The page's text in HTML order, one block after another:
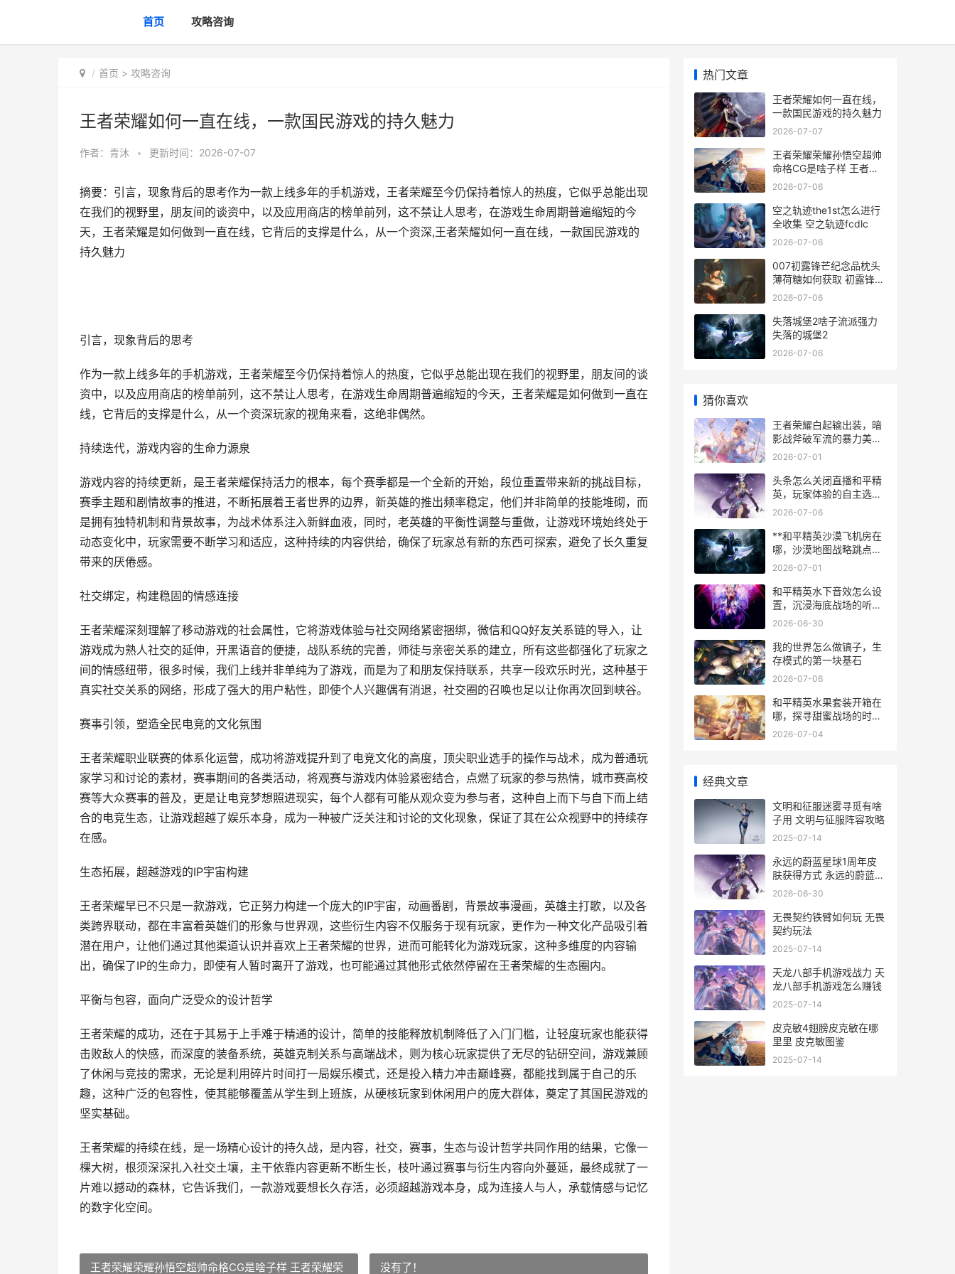
首页 攻略咨询
首页 > 攻略咨询
王者荣耀如何一直在线，一款国民游戏的持久魅力
作者： 青沐 • 更新时间：2026-07-07
摘要：引言，现象背后的思考作为一款上线多年的手机游戏，王者荣耀至今仍保持着惊人的热度，它似乎总能出现
在我们的视野里，朋友间的谈资中，以及应用商店的榜单前列，这不禁让人思考，在游戏生命周期普遍缩短的今
天，王者荣耀是如何做到一直在线，它背后的支撑是什么，从一个资深,王者荣耀如何一直在线，一款国民游戏的
持久魅力
引言，现象背后的思考
作为一款上线多年的手机游戏，王者荣耀至今仍保持着惊人的热度，它似乎总能出现在我们的视野里，朋友间的谈
资中，以及应用商店的榜单前列，这不禁让人思考，在游戏生命周期普遍缩短的今天，王者荣耀是如何做到一直在
线，它背后的支撑是什么，从一个资深玩家的视角来看，这绝非偶然。
持续迭代，游戏内容的生命力源泉
游戏内容的持续更新，是王者荣耀保持活力的根本，每个赛季都是一个全新的开始，段位重置带来新的挑战目标，
赛季主题和剧情故事的推进，不断拓展着王者世界的边界，新英雄的推出频率稳定，他们并非简单的技能堆砌，而
是拥有独特机制和背景故事，为战术体系注入新鲜血液，同时，老英雄的平衡性调整与重做，让游戏环境始终处于
动态变化中，玩家需要不断学习和适应，这种持续的内容供给，确保了玩家总有新的东西可探索，避免了长久重复
带来的厌倦感。
社交绑定，构建稳固的情感连接
王者荣耀深刻理解了移动游戏的社会属性，它将游戏体验与社交网络紧密捆绑，微信和QQ好友关系链的导入，让
游戏成为熟人社交的延伸，开黑语音的便捷，战队系统的完善，师徒与亲密关系的建立，所有这些都强化了玩家之
间的情感纽带，很多时候，我们上线并非单纯为了游戏，而是为了和朋友保持联系，共享一段欢乐时光，这种基于
真实社交关系的网络，形成了强大的用户粘性，即使个人兴趣偶有消退，社交圈的召唤也足以让你再次回到峡谷。
赛事引领，塑造全民电竞的文化氛围
王者荣耀职业联赛的体系化运营，成功将游戏提升到了电竞文化的高度，顶尖职业选手的操作与战术，成为普通玩
家学习和讨论的素材，赛事期间的各类活动，将观赛与游戏内体验紧密结合，点燃了玩家的参与热情，城市赛高校
赛等大众赛事的普及，更是让电竞梦想照进现实，每个人都有可能从观众变为参与者，这种自上而下与自下而上结
合的电竞生态，让游戏超越了娱乐本身，成为一种被广泛关注和讨论的文化现象，保证了其在公众视野中的持续存
在感。
生态拓展，超越游戏的IP宇宙构建
王者荣耀早已不只是一款游戏，它正努力构建一个庞大的IP宇宙，动画番剧，背景故事漫画，英雄主打歌，以及各
类跨界联动，都在丰富着英雄们的形象与世界观，这些衍生内容不仅服务于现有玩家，更作为一种文化产品吸引着
潜在用户，让他们通过其他渠道认识并喜欢上王者荣耀的世界，进而可能转化为游戏玩家，这种多维度的内容输
出，确保了IP的生命力，即使有人暂时离开了游戏，也可能通过其他形式依然停留在王者荣耀的生态圈内。
平衡与包容，面向广泛受众的设计哲学
王者荣耀的成功，还在于其易于上手难于精通的设计，简单的技能释放机制降低了入门门槛，让轻度玩家也能获得
击败敌人的快感，而深度的装备系统，英雄克制关系与高端战术，则为核心玩家提供了无尽的钻研空间，游戏兼顾
了休闲与竞技的需求，无论是利用碎片时间打一局娱乐模式，还是投入精力冲击巅峰赛，都能找到属于自己的乐
趣，这种广泛的包容性，使其能够覆盖从学生到上班族，从硬核玩家到休闲用户的庞大群体，奠定了其国民游戏的
坚实基础。
王者荣耀的持续在线，是一场精心设计的持久战，是内容，社交，赛事，生态与设计哲学共同作用的结果，它像一
棵大树，根须深深扎入社交土壤，主干依靠内容更新不断生长，枝叶通过赛事与衍生内容向外蔓延，最终成就了一
片难以撼动的森林，它告诉我们，一款游戏要想长久存活，必须超越游戏本身，成为连接人与人，承载情感与记忆
的数字化空间。
王者荣耀荣耀孙悟空超帅命格CG是啥子样 王者荣耀荣 没有了！
热门文章
王者荣耀如何一直在线，
一款国民游戏的持久魅力
2026-07-07
王者荣耀荣耀孙悟空超帅
命格CG是啥子样 王者荣
耀荣耀孙尚香怎么获得
2026-07-06
空之轨迹the1st怎么进行
全收集 空之轨迹fcdlc
2026-07-06
007初露锋芒纪念品枕头
薄荷糖如何获取 初露锋芒
啥意思
2026-07-06
失落城堡2啥子流派强力
失落的城堡2
2026-07-06
猜你喜欢
王者荣耀白起输出装，暗
影战斧破军流的暴力美
学，一个坦克的逆袭之路
2026-07-01
头条怎么关闭直播和平精
英，玩家体验的自主选择
权
2026-07-06
**和平精英沙漠飞机房在
哪，沙漠地图战略跳点深
度解析**
2026-07-01
和平精英水下音效怎么设
置，沉浸海底战场的听觉
密码
2026-06-30
我的世界怎么做镐子，生
存模式的第一块基石
2026-07-06
和平精英水果套装开箱在
哪，探寻甜蜜战场的时尚
秘径
2026-07-04
经典文章
文明和征服迷雾寻觅有啥
子用 文明与征服阵容攻略
2025-07-14
永远的蔚蓝星球1周年皮
肤获得方式 永远的蔚蓝星
球礼包码
2026-06-30
无畏契约铁臂如何玩 无畏
契约玩法
2025-07-14
天龙八部手机游戏战力 天
龙八部手机游戏怎么赚钱
2025-07-14
皮克敏4翅膀皮克敏在哪
里里 皮克敏图鉴
2025-07-14